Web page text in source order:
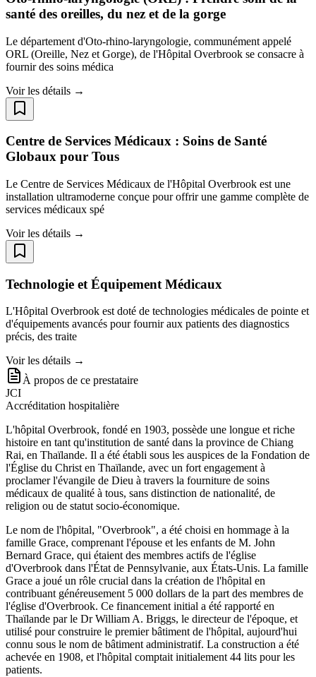
santé des oreilles, du nez et de la gorge
Le département d'Oto-rhino-laryngologie, communément appelé
ORL (Oreille, Nez et Gorge), de l'Hôpital Overbrook se consacre à
fournir des soins médica
Voir les détails →
Centre de Services Médicaux : Soins de Santé
Globaux pour Tous
Le Centre de Services Médicaux de l'Hôpital Overbrook est une
installation ultramoderne conçue pour offrir une gamme complète de
services médicaux spé
Voir les détails →
Technologie et Équipement Médicaux
L'Hôpital Overbrook est doté de technologies médicales de pointe et
d'équipements avancés pour fournir aux patients des diagnostics
précis, des traite
Voir les détails →
À propos de ce prestataire
JCI
Accréditation hospitalière
L'hôpital Overbrook, fondé en 1903, possède une longue et riche
histoire en tant qu'institution de santé dans la province de Chiang
Rai, en Thaïlande. Il a été établi sous les auspices de la Fondation de
l'Église du Christ en Thaïlande, avec un fort engagement à
proclamer l'évangile de Dieu à travers la fourniture de soins
médicaux de qualité à tous, sans distinction de nationalité, de
religion ou de statut socio-économique.
Le nom de l'hôpital, "Overbrook", a été choisi en hommage à la
famille Grace, comprenant l'épouse et les enfants de M. John
Bernard Grace, qui étaient des membres actifs de l'église
d'Overbrook dans l'État de Pennsylvanie, aux États-Unis. La famille
Grace a joué un rôle crucial dans la création de l'hôpital en
contribuant généreusement 5 000 dollars de la part des membres de
l'église d'Overbrook. Ce financement initial a été rapporté en
Thaïlande par le Dr William A. Briggs, le directeur de l'époque, et
utilisé pour construire le premier bâtiment de l'hôpital, aujourd'hui
connu sous le nom de bâtiment administratif. La construction a été
achevée en 1908, et l'hôpital comptait initialement 44 lits pour les
patients.